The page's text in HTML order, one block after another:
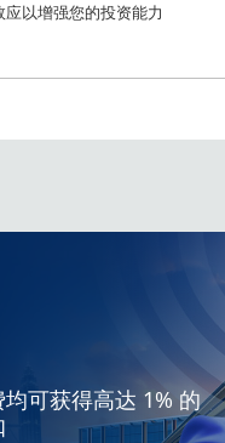
应以增强您的投资能力
可获得高达 1% 的